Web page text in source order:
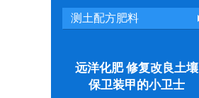
测土配方肥料
远洋化肥 修复改良土壤
保卫装甲的小卫士